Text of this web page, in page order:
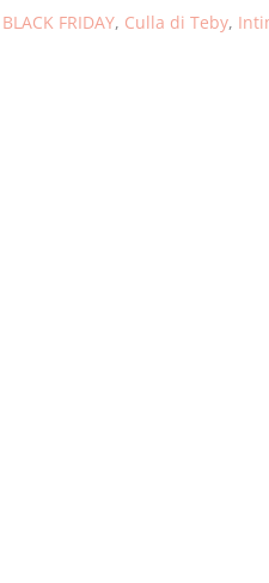
BLACK FRIDAY, Culla di Teby,